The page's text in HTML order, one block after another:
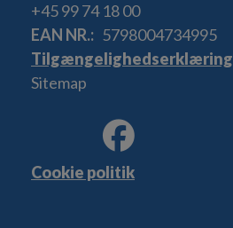
+45 99 74 18 00
EAN NR.
5798004734995
Tilgængelighedserklæring
Sitemap
Cookie politik